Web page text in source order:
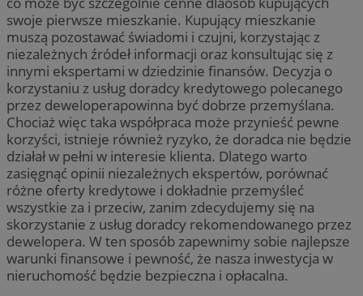
swoje pierwsze mieszkanie. Kupujący mieszkanie
muszą pozostawać świadomi i czujni, korzystając z
niezależnych źródeł informacji oraz konsultując się z
innymi ekspertami w dziedzinie finansów. Decyzja o
korzystaniu z usług doradcy kredytowego polecanego
przez deweloperapowinna być dobrze przemyślana.
Chociaż więc taka współpraca może przynieść pewne
korzyści, istnieje również ryzyko, że doradca nie będzie
działał w pełni w interesie klienta. Dlatego warto
zasięgnąć opinii niezależnych ekspertów, porównać
różne oferty kredytowe i dokładnie przemyśleć
wszystkie za i przeciw, zanim zdecydujemy się na
skorzystanie z usług doradcy rekomendowanego przez
dewelopera. W ten sposób zapewnimy sobie najlepsze
warunki finansowe i pewność, że nasza inwestycja w
nieruchomość będzie bezpieczna i opłacalna.